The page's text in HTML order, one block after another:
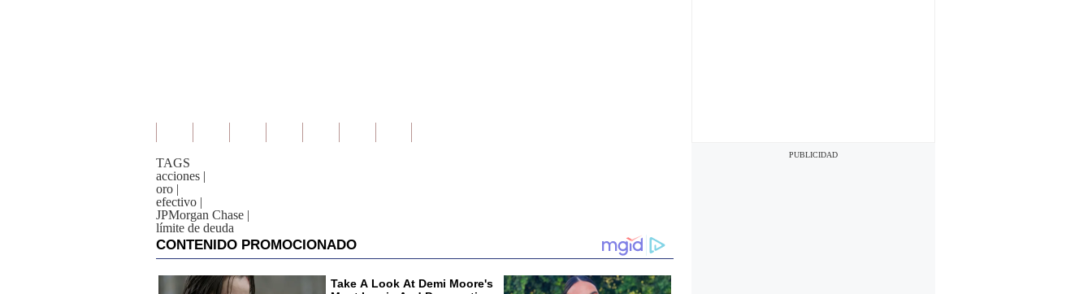
TAGS
acciones |
oro |
efectivo |
JPMorgan Chase |
límite de deuda